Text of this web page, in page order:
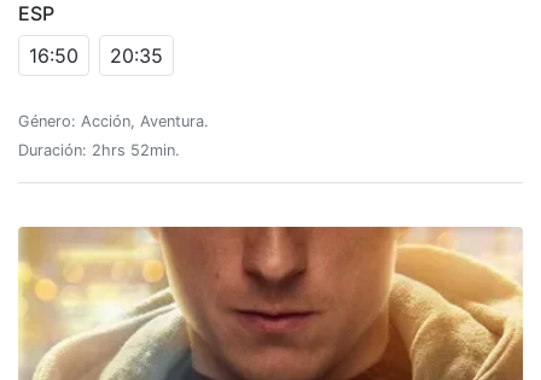
ESP
16:50
20:35
Género: Acción, Aventura.
Duración: 2hrs 52min.